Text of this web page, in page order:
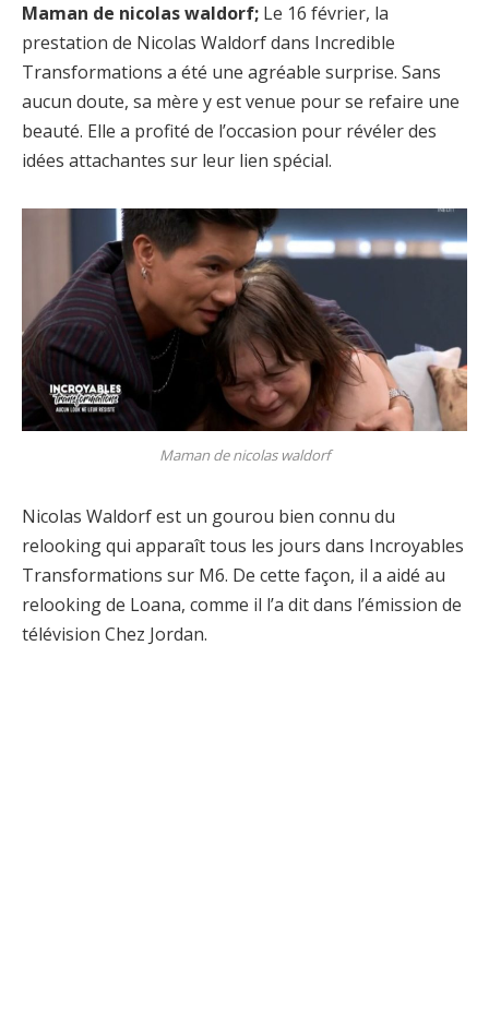
Maman de nicolas waldorf; Le 16 février, la
prestation de Nicolas Waldorf dans Incredible
Transformations a été une agréable surprise. Sans
aucun doute, sa mère y est venue pour se refaire une
beauté. Elle a profité de l’occasion pour révéler des
idées attachantes sur leur lien spécial.
Maman de nicolas waldorf
Nicolas Waldorf est un gourou bien connu du
relooking qui apparaît tous les jours dans Incroyables
Transformations sur M6. De cette façon, il a aidé au
relooking de Loana, comme il l’a dit dans l’émission de
télévision Chez Jordan.